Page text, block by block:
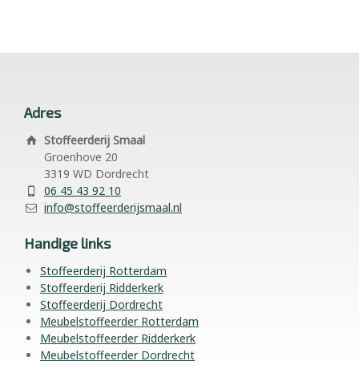
Adres
Stoffeerderij Smaal
Groenhove 20
3319 WD Dordrecht
06 45 43 92 10
info@stoffeerderijsmaal.nl
Handige links
Stoffeerderij Rotterdam
Stoffeerderij Ridderkerk
Stoffeerderij Dordrecht
Meubelstoffeerder Rotterdam
Meubelstoffeerder Ridderkerk
Meubelstoffeerder Dordrecht